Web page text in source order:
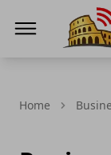
Home